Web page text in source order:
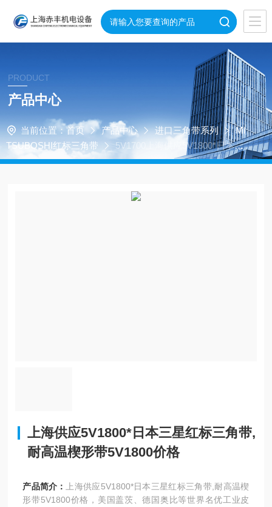
PRODUCT
产品中心
当前位置： 首页 产品中心 进口三角带系列
MI
TSUBOSHI红标三角带
5V1700上海供应5V1800*日本三
星红标三角带,耐高温楔形带5V1800价格
上海供应5V1800*日本三星红标三角带,
耐高温楔形带5V1800价格
产品简介：
上海供应5V1800*日本三星红标三角带,耐高温楔
形带5V1800价格，美国盖茨、德国奥比等世界名优工业皮